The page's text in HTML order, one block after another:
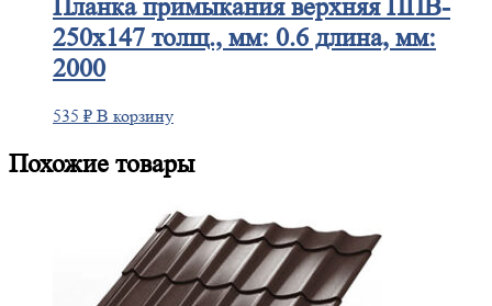
Планкапримыкания верхняя ППВ-
250х147 толщ., мм: 0.6 длина, мм:
2000
535 ₽ В корзину
Похожие товары